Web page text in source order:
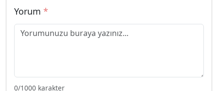
Yorum *
0/1000 karakter